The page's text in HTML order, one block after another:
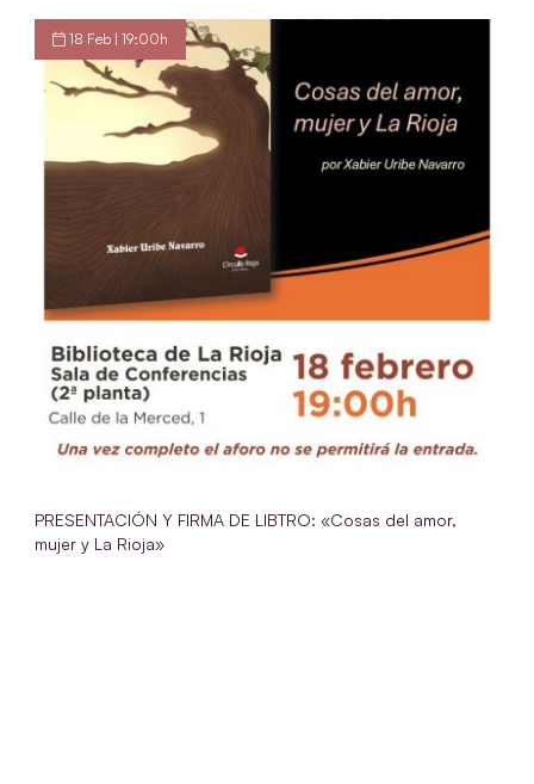
18 Feb | 19:00h
PRESENTACIÓN Y FIRMA DE LIBTRO: «Cosas del amor,
mujer y La Rioja»